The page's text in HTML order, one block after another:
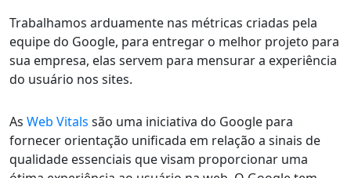
Trabalhamos arduamente nas métricas criadas pela
equipe do Google, para entregar o melhor projeto para
sua empresa, elas servem para mensurar a experiência
do usuário nos sites.
As Web Vitals são uma iniciativa do Google para
fornecer orientação unificada em relação a sinais de
qualidade essenciais que visam proporcionar uma